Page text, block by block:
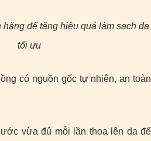
để tăng hiệu quả làm sạch da
tối ưu
có nguồn gốc tự nhiên, an toàn
vừa đủ mỗi lần thoa lên da để